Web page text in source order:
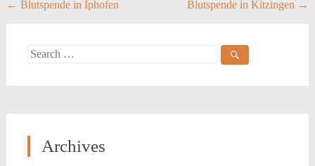
Post
← Blutspende in Iphofen Blutspende in Kitzingen →
Search
Archives